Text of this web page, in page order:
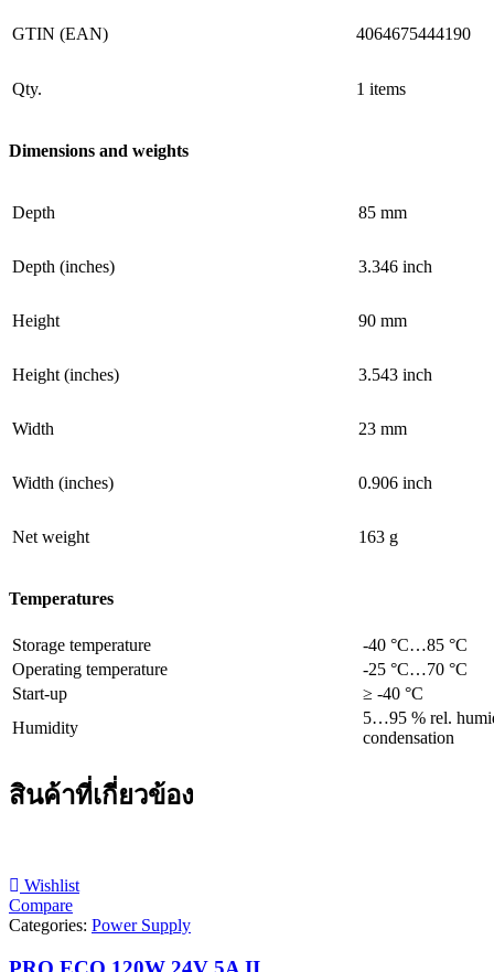
GTIN (EAN) 4064675444190
Qty. 1 items
Dimensions and weights
Depth 85 mm
Depth (inches) 3.346 inch
Height 90 mm
Height (inches) 3.543 inch
Width 23 mm
Width (inches) 0.906 inch
Net weight 163 g
Temperatures
Storage temperature
-40 °C…85 °C
Operating temperature
-25 °C…70 °C
Start-up
≥ -40 °C
Humidity
5…95 % rel.
condensation
สินค้าที่เกี่ยวข้อง
Wishlist
Compare
Categories: Power Supply